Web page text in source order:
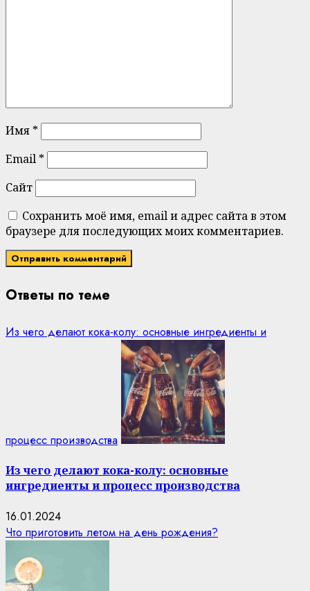
Имя *
Email *
Сайт
Сохранить моё имя, email и адрес сайта в этом
браузере для последующих моих комментариев.
Ответы по теме
Из чего делают кока-колу: основные ингредиенты и
процесс производства
Из чего делают кока-колу: основные
ингредиенты и процесс производства
16.01.2024
Что приготовить летом на день рождения?